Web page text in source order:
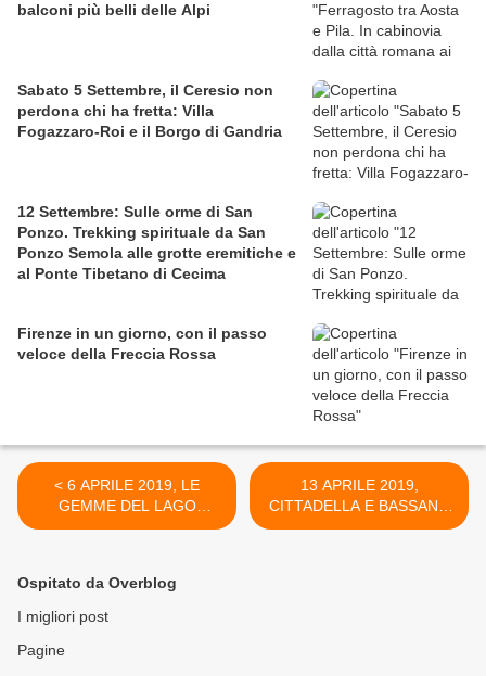
balconi più belli delle Alpi
Sabato 5 Settembre, il Ceresio non
perdona chi ha fretta: Villa
Fogazzaro-Roi e il Borgo di Gandria
12 Settembre: Sulle orme di San
Ponzo. Trekking spirituale da San
Ponzo Semola alle grotte eremitiche e
al Ponte Tibetano di Cecima
Firenze in un giorno, con il passo
veloce della Freccia Rossa
< 6 APRILE 2019, LE
GEMME DEL LAGO
MAGGIORE
13 APRILE 2019,
CITTADELLA E BASSANO
DEL GRAPPA: LA STORIA
Ospitato da Overblog
I migliori post
Pagine